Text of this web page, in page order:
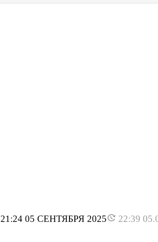
21:24 05 СЕНТЯБРЯ 2025 22:39